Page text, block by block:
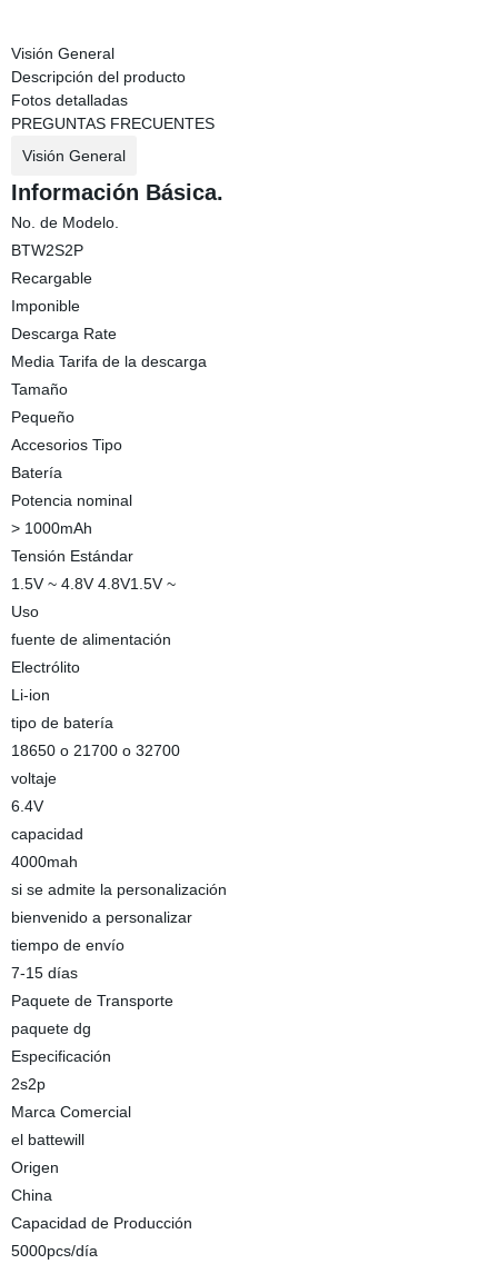
Visión General
Descripción del producto
Fotos detalladas
PREGUNTAS FRECUENTES
Visión General
Información Básica.
No. de Modelo.
BTW2S2P
Recargable
Imponible
Descarga Rate
Media Tarifa de la descarga
Tamaño
Pequeño
Accesorios Tipo
Batería
Potencia nominal
> 1000mAh
Tensión Estándar
1.5V ~ 4.8V 4.8V1.5V ~
Uso
fuente de alimentación
Electrólito
Li-ion
tipo de batería
18650 o 21700 o 32700
voltaje
6.4V
capacidad
4000mah
si se admite la personalización
bienvenido a personalizar
tiempo de envío
7-15 días
Paquete de Transporte
paquete dg
Especificación
2s2p
Marca Comercial
el battewill
Origen
China
Capacidad de Producción
5000pcs/día